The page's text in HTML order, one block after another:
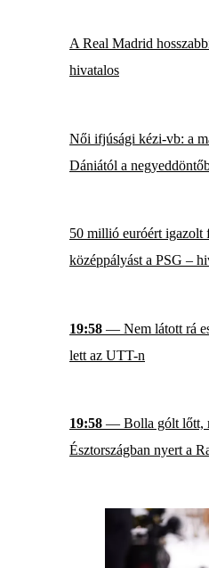
A Real Madrid
hivatalos
Női ifjúsági kézi-vb: a
Dániától a
50 millió euróért igazolt
középpályást a PSG –
19:58 — Nem látott rá
lett az UTT-n
19:58 — Bolla gólt lőtt,
Észtországban nyert a